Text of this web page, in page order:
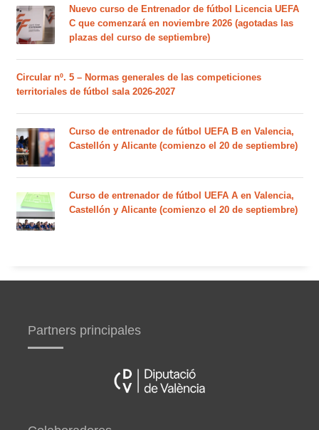
Nuevo curso de Entrenador de fútbol Licencia UEFA
C que comenzará en noviembre 2026 (agotadas las
plazas del curso de septiembre)
Circular nº. 5 – Normas generales de las competiciones
territoriales de fútbol sala 2026-2027
Curso de entrenador de fútbol UEFA B en Valencia,
Castellón y Alicante (comienzo el 20 de septiembre)
Curso de entrenador de fútbol UEFA A en Valencia,
Castellón y Alicante (comienzo el 20 de septiembre)
Partners principales